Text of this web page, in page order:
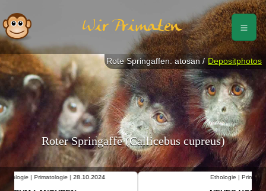
Wir Primaten
Roter Springaffe (Callicebus cupreus)
Ethologie | Primatologie |
Rote Springaffen: atosan / Depositphotos